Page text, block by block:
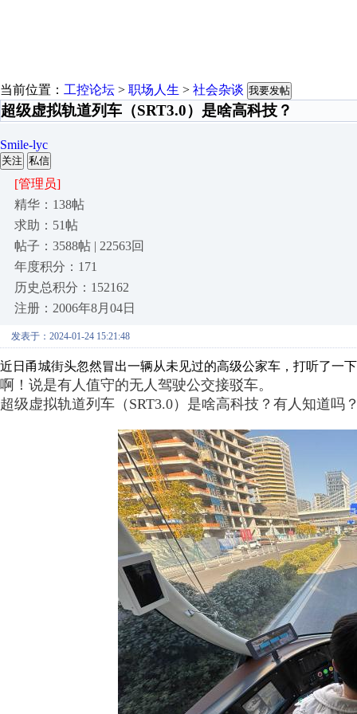
当前位置： 工控论坛 > 职场人生 > 社会杂谈 我要发帖
超级虚拟轨道列车（SRT3.0）是啥高科技？
Smile-lyc
关注 私信
[管理员]
精华：138帖
求助：51帖
帖子：3588帖 | 22563回
年度积分：171
历史总积分：152162
注册：2006年8月04日
发表于：2024-01-24 15:21:48
近日甬城街头忽然冒出一辆从未见过的高级公家车，打听了一
啊！说是有人值守的无人驾驶公交接驳车。
超级虚拟轨道列车（SRT3.0）是啥高科技？有人知道吗